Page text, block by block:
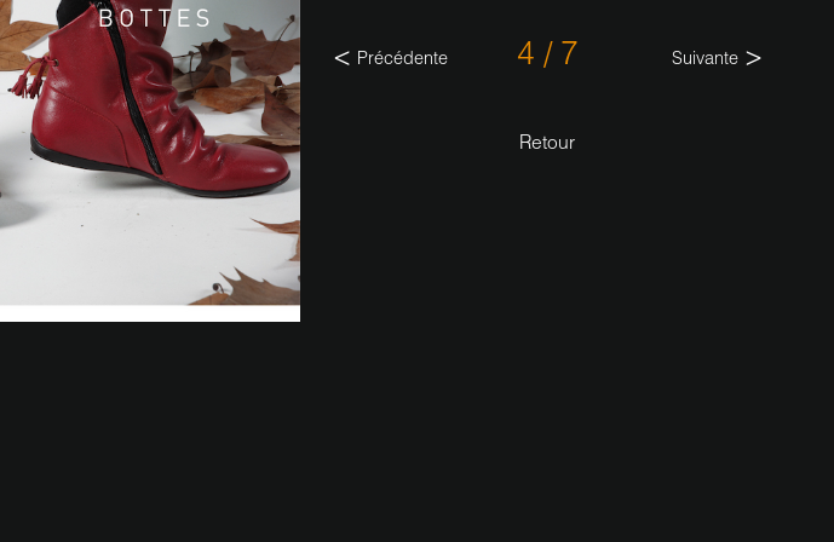
Précédente 4 / 7 Suivante
Retour